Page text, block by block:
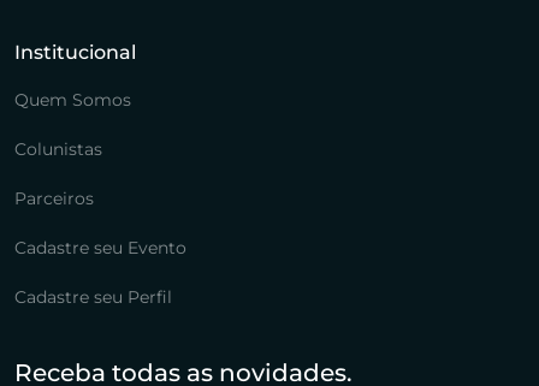
Institucional
Quem Somos
Colunistas
Parceiros
Cadastre seu Evento
Cadastre seu Perfil
Receba todas as novidades.